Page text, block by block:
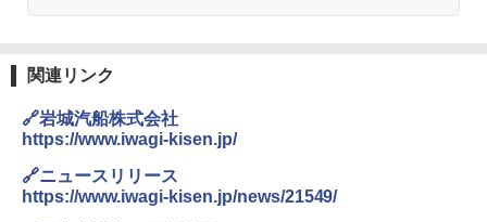
ENDLESS BASE 《めざましテレビで紹介》
テント ワンタッチ RENEW 幅200 2-3人用 43
500002(88859)
￥5,499
付き ヒグマ・イノシシ対策 自治体・教育機
関の購入実績 登山・キャンプ・アウトドア・
防災用品 長期保存可能 緊急時用 日本国内発
￥3,680
関連リンク
🔗岩城汽船株式会社
https://www.iwagi-kisen.jp/
🔗ニュースリリース
https://www.iwagi-kisen.jp/news/21549/